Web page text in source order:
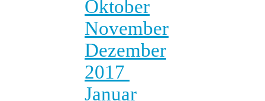
Oktober
November
Dezember
2017
Januar